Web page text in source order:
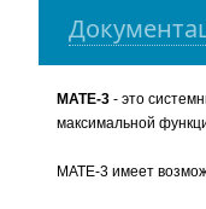
MATE-3 - это
максимальной
MATE-3 имеет